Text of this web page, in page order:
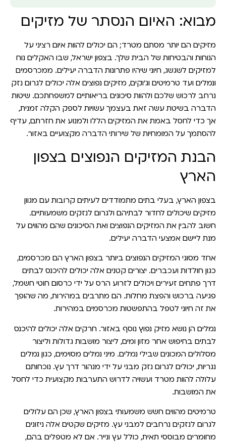
מבוא: האיום הנסתר של מזיקים
מזיקים הם יותר מסתם מטרד; הם יכולים להוות איום רציני על
הנוחות והבטיחות של הבית שלך. בצפון ישראל, שבו האקלים נוח
למזיקים לשגשג, חיוני שיהיו פתרונות הדברה יעילים. ממכרסמים
ונמלים ועד טרמיטים וג'וקים, מזיקים נפוצים אלה יכולים לגרום נזק
נרחב לרכוש שלכם ולהוות סיכונים בריאותיים למשפחתכם. שיטות
הדברה בשיטת עשה זאת בעצמך עשויות לספק הקלה זמנית,
אך כדי לחסל באמת את המזיקים הללו ולמנוע את חזרתם, עדיף
להסתמך על המומחיות של שירותי הדברה מקצועיים באזור.
הבנת המזיקים הנפוצים בצפון
הארץ
בצפון הארץ, בעלי בתים מתמודדים לעיתים קרובות עם מגוון
מזיקים שיכולים לחדור לבתיהם ולגרום לנזקים משמעותיים.
חשוב להבין את המזיקים הנפוצים ואת הסיכונים שהם מהווים על
מנת ליישם אמצעי הדברה יעילים.
אחד מסוגי המזיקים הנפוצים ביותר בצפון הארץ הם מכרסמים,
כגון חולדות ועכברים. יצורים קטנים אלה יכולים להיכנס לבתים
דרך פתחים זעירים ויכולים לזרוע הרס על ידי כרסום חוטי חשמל,
פגיעה ברכוש והפצת מחלות. הם מתרבים במהירות, מה שהופך
את זה חיוני לטפל בהתפשטות מכרסמים במהירות.
נמלים הן נושא מזיק נפוץ נוסף באזור. חרקים אלה יכולים להיכנס
לבתים בחיפוש אחר מזון ומים, ליצור מושבות גדולות וליצור
מסלולים המכונים שבילי נמלים. מיני נמלים מסוימים, כגון נמלים
נגריות, יכולים לגרום נזק מבני על ידי מנהור דרך עץ. נוכחותם
עלולה להוות מטרד ועשויה לדרוש התערבות מקצועית כדי לחסל
את המושבות.
טרמיטים מהווים חשש משמעותי בצפון הארץ, שכן הם עלולים
לגרום לנזקים נרחבים למבני עץ. מזיקים שקטים אלה ניזונים
מחומרים מבוססי תאית, כולל עץ ונייר. אם לא מטפלים בהם,